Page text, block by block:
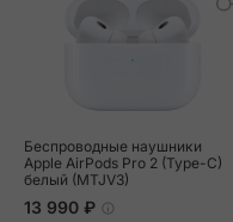
Vert Mangrove Single
Animaux Bandana Strap
Vert Peppermint Single
Беспроводные наушники
Apple AirPods Pro 2 (Type-C)
белый (MTJV3)
13 990 ₽